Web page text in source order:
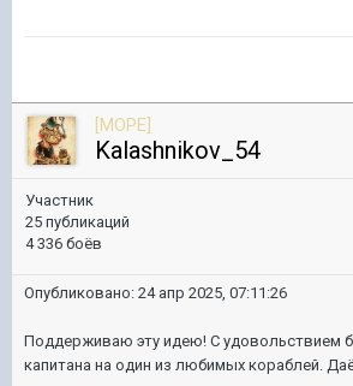
[MOPE]
Kalashnikov_54
Участник
25 публикаций
4 336 боёв
Опубликовано: 24 апр 2025, 07:11:26
Поддерживаю эту идею! С удовольствием
капитана на один из любимых кораблей.